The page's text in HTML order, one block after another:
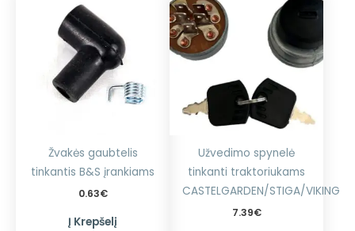
Žvakės gaubtelis
tinkantis B&S įrankiams
0.63€
Į Krepšelį
Užvedimo spynelė
tinkanti traktoriukams
CASTELGARDEN/STIGA/VIKING
7.39€